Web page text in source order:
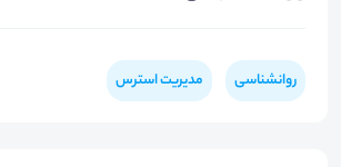
روانشناسی مدیریت استرس